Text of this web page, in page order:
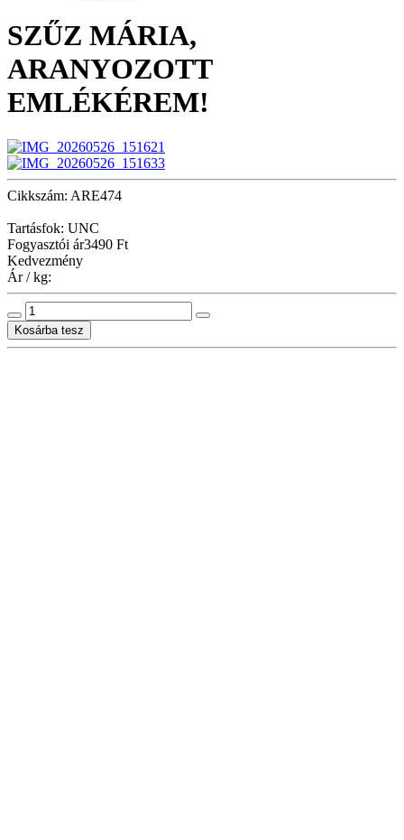
SZŰZ MÁRIA,
ARANYOZOTT
EMLÉKÉREM!
Cikkszám: ARE474
Tartásfok: UNC
Fogyasztói ár3490 Ft
Kedvezmény
Ár / kg: